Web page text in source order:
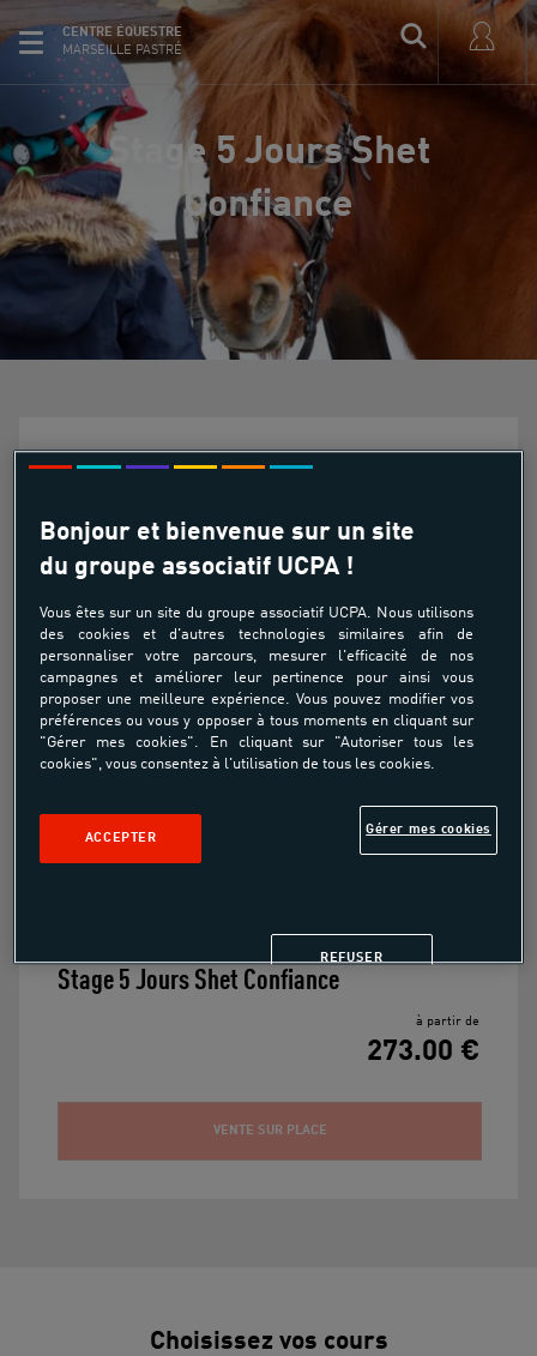
CENTRE ÉQUESTRE
MARSEILLE PASTRÉ
Stage 5 Jours Shet
Confiance
Stage 5 Jours Shet Confiance
273.00€
Pour progresser à shetland pour les enfants
entre 6 et 8 ans
Pour évoluer dans un cadre naturel
Pour se faire de nouveaux copains
Stage 5 Jours Shet Confiance
à partir de
273.00 €
VENTE SUR PLACE
Choisissez vos cours
Bonjour et bienvenue sur un site
du groupe associatif UCPA !
Vous êtes sur un site du groupe associatif UCPA. Nous utilisons
des cookies et d'autres technologies similaires afin de
personnaliser votre parcours, mesurer l'efficacité de nos
campagnes et améliorer leur pertinence pour ainsi vous
proposer une meilleure expérience. Vous pouvez modifier vos
préférences ou vous y opposer à tous moments en cliquant sur
"Gérer mes cookies". En cliquant sur "Autoriser tous les
cookies", vous consentez à l'utilisation de tous les cookies.
Gérer mes cookies
REFUSER
ACCEPTER